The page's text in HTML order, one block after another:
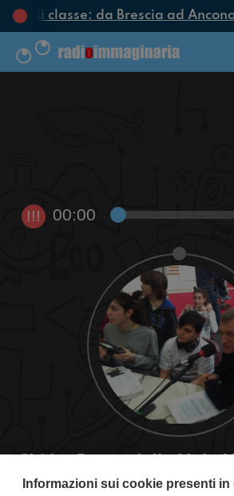
di classe: da Brescia ad
!!! 00:00
Don Ciotti, Libera Terra e la lotta
Informazioni sui cookie presenti